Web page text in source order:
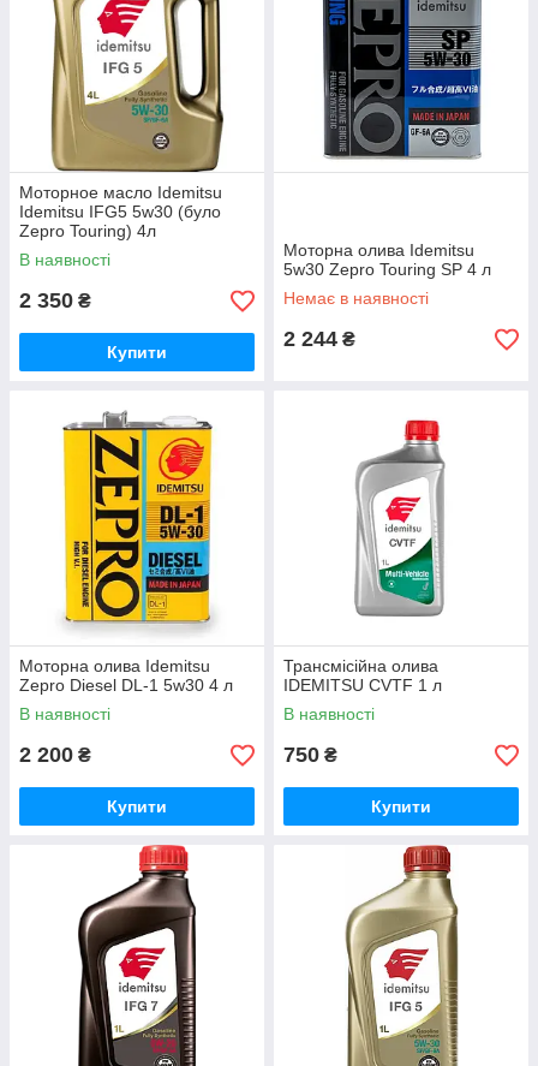
Моторное масло Idemitsu
Idemitsu IFG5 5w30 (було
Zepro Touring) 4л
В наявності
2 350 ₴
Купити
Моторна олива Idemitsu
5w30 Zepro Touring SP 4 л
Немає в наявності
2 244 ₴
Моторна олива Idemitsu
Zepro Diesel DL-1 5w30 4 л
В наявності
2 200 ₴
Купити
Трансмісійна олива
IDEMITSU CVTF 1 л
В наявності
750 ₴
Купити